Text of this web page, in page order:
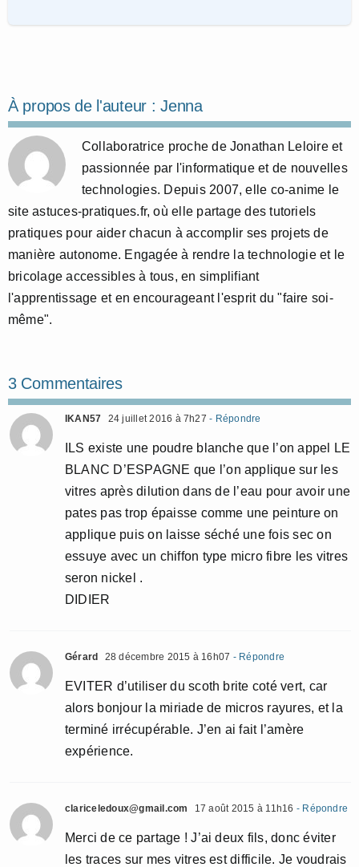
À propos de l'auteur :Jenna
Collaboratrice proche de Jonathan Leloire et
passionnée par l'informatique et de nouvelles
technologies. Depuis 2007, elle co-anime le
site astuces-pratiques.fr, où elle partage des tutoriels
pratiques pour aider chacun à accomplir ses projets de
manière autonome. Engagée à rendre la technologie et le
bricolage accessibles à tous, en simplifiant
l'apprentissage et en encourageant l'esprit du "faire soi-
même".
3 Commentaires
IKAN57 24 juillet 2016 à 7h27 - Répondre
ILS existe une poudre blanche que l’on appel LE
BLANC D’ESPAGNE que l’on applique sur les
vitres après dilution dans de l’eau pour avoir une
pates pas trop épaisse comme une peinture on
applique puis on laisse séché une fois sec on
essuye avec un chiffon type micro fibre les vitres
seron nickel .
DIDIER
Gérard 28 décembre 2015 à 16h07 - Répondre
EVITER d’utiliser du scoth brite coté vert, car
alors bonjour la miriade de micros rayures, et la
terminé irrécupérable. J’en ai fait l’amère
expérience.
clariceledoux@gmail.com 17 août 2015 à 11h16 - Répondre
Merci de ce partage ! J’ai deux fils, donc éviter
les traces sur mes vitres est difficile. Je voudrais